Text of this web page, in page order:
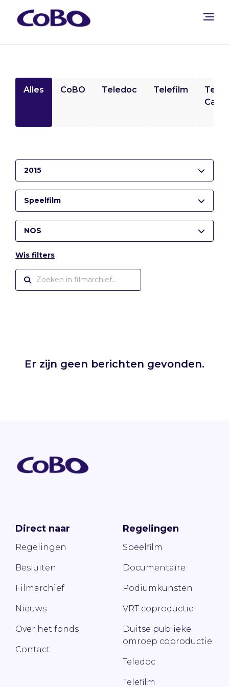
Alles CoBO Teledoc Telefilm
2015
Speelfilm
NOS
Wis filters
Er zijn geen berichten gevonden.
Direct naar
Regelingen
Besluiten
Filmarchief
Nieuws
Over het fonds
Contact
Regelingen
Speelfilm
Documentaire
Podiumkunsten
VRT coproductie
Duitse publieke
omroep coproductie
Teledoc
Telefilm